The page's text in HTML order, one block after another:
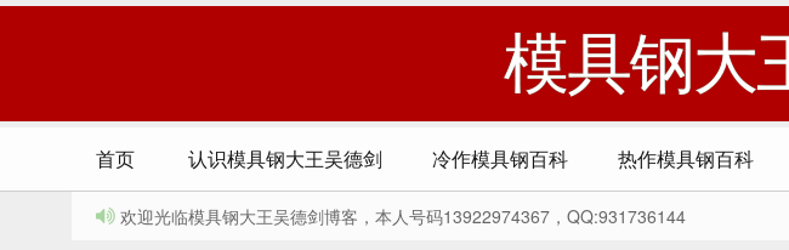
模具钢大
首页 认识模具钢大王吴德剑 冷作模具钢百科 热作模具钢百科
欢迎光临模具钢大王吴德剑博客，本人号码13922974367，QQ:931736144